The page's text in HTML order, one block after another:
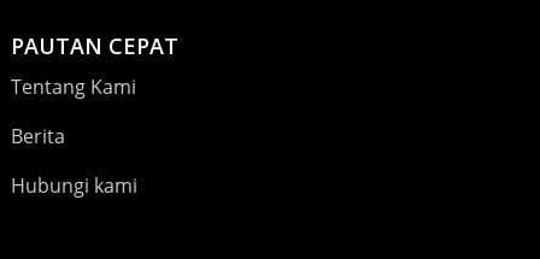
PAUTAN CEPAT
Tentang Kami
Berita
Hubungi kami